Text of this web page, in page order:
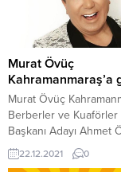
Murat Övüç
Kahramanmaraş’a
Murat Övüç
Berberler ve Kuaförler
Başkanı Adayı Ahmet
meslektaşları için
etkinliğe katılmak için
22.12.2021 0